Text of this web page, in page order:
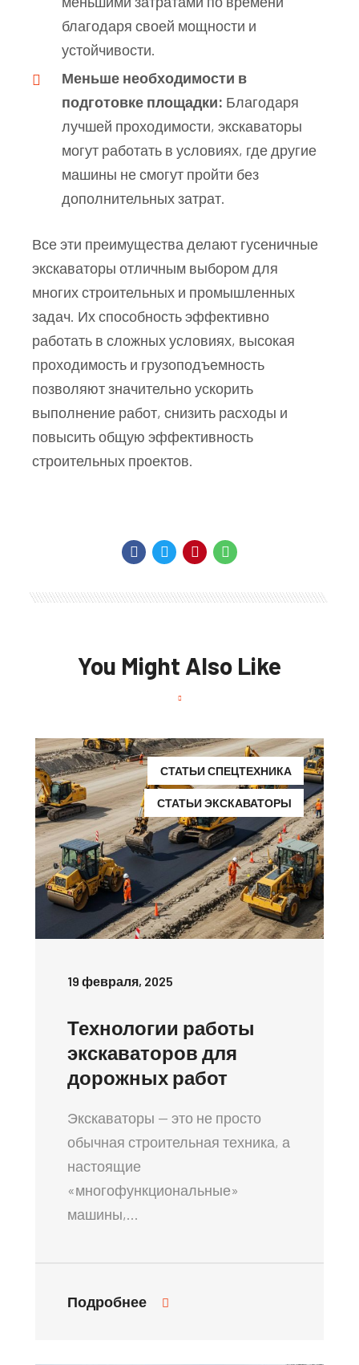
благодаря своей мощности и
устойчивости.
Меньше необходимости в
подготовке площадки: Благодаря
лучшей проходимости, экскаваторы
могут работать в условиях, где другие
машины не смогут пройти без
дополнительных затрат.
Все эти преимущества делают гусеничные
экскаваторы отличным выбором для
многих строительных и промышленных
задач. Их способность эффективно
работать в сложных условиях, высокая
проходимость и грузоподъемность
позволяют значительно ускорить
выполнение работ, снизить расходы и
повысить общую эффективность
строительных проектов.
You Might Also Like
СТАТЬИ СПЕЦТЕХНИКА
СТАТЬИ ЭКСКАВАТОРЫ
19 февраля, 2025
Технологии работы
экскаваторов для
дорожных работ
Экскаваторы — это не просто
обычная строительная техника, а
настоящие
«многофункциональные»
машины,…
Подробнее